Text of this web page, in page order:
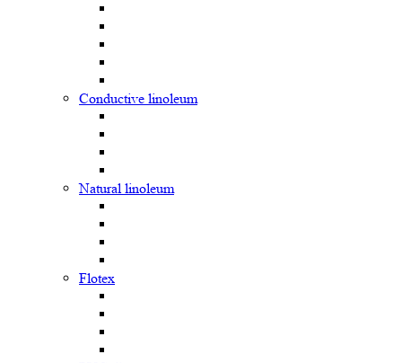
Сonductive linoleum
Natural linoleum
Flotex